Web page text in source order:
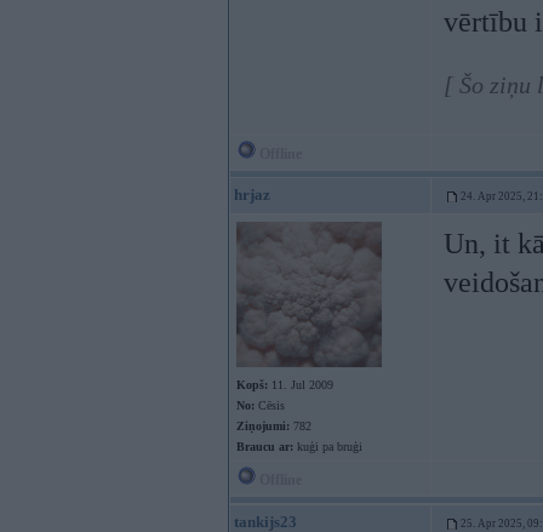
vērtību
[ Šo ziņu
hrjaz 24. Apr 2025,
Kopš: 11. Jul 2009
No: Cēsis
Ziņojumi: 782
Braucu ar: kuģi pa bruģi
Un, it
tankijs23 25. Apr 2025,